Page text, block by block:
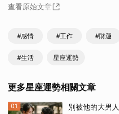
查看原始文章
#感情 #工作 #財運
#生活 星座運勢
更多星座運勢相關文章
01
別被他的大男